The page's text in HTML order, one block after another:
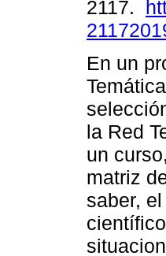
2117.
En un
la Red
un
matriz
saber,